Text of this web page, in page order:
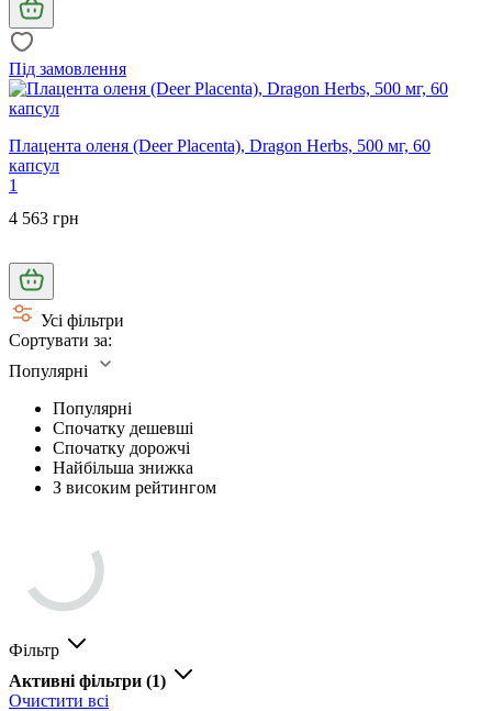
Під замовлення
Плацента оленя (Deer Placenta), Dragon Herbs, 500 мг, 60
капсул
1
4 563 грн
Усі фільтри
Сортувати за:
Популярні
Популярні
Спочатку дешевші
Спочатку дорожчі
Найбільша знижка
З високим рейтингом
Фільтр
Активні фільтри (1)
Очистити всі